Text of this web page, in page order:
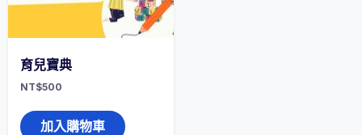
育兒寶典
NT$500
加入購物車